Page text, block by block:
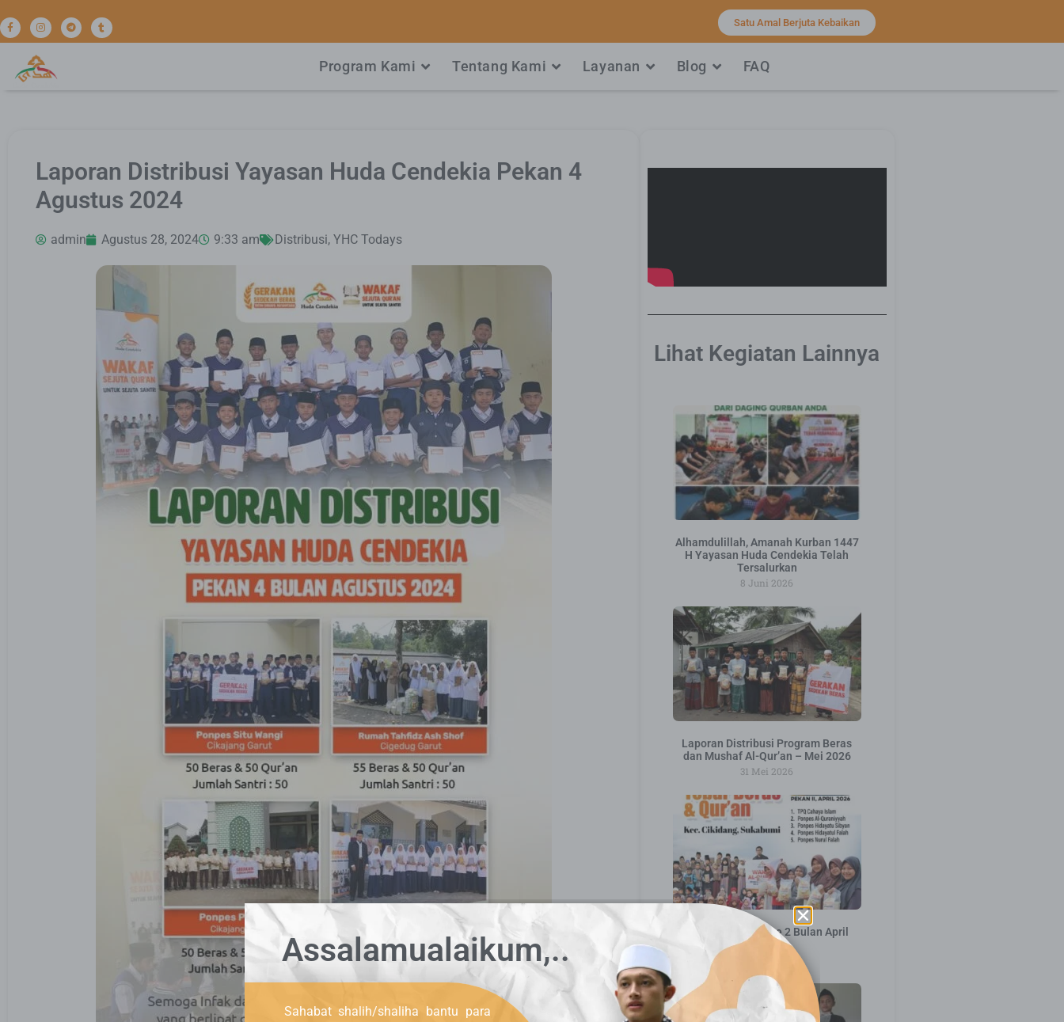
Satu Amal Berjuta Kebaikan
Program Kami Tentang Kami Layanan Blog FAQ
Laporan Distribusi Yayasan Huda Cendekia Pekan 4
Agustus 2024
admin Agustus 28, 2024 9:33 am Distribusi, YHC Todays
Lihat Kegiatan Lainnya
Alhamdulillah, Amanah Kurban 1447
H Yayasan Huda Cendekia Telah
Tersalurkan
8 Juni 2026
Laporan Distribusi Program Beras
dan Mushaf Al-Qur’an – Mei 2026
31 Mei 2026
Distribusi Pekan ke 2 Bulan April
2026
Assalamualaikum,..
Sahabat shalih/shaliha bantu para